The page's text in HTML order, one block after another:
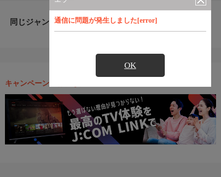
通信に問題が発生しました[error]
OK
同じジャンルのおすすめ番組
キャンペーン・お得な情報